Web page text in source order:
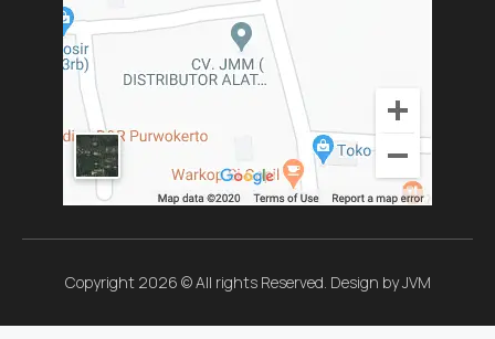
Copyright 2026 © All rights Reserved. Design by JVM